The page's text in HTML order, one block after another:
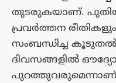
തുടരുകയാണ്. പുതിയ
പ്രവർത്തന
സംബന്ധിച്ച കൂടുതൽ
ദിവസങ്ങളിൽ
പുറത്തുവരുമെന്നാണ്